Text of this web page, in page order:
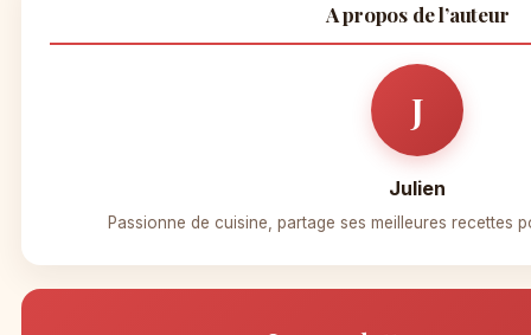
A propos de l’auteur
J
Julien
Passionne de cuisine, partage ses meilleures recettes